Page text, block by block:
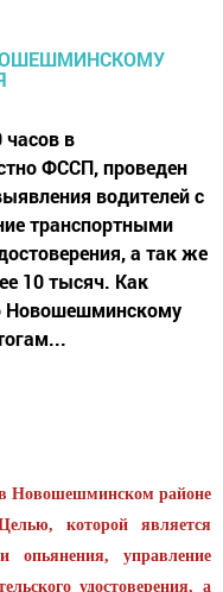
часов в
ФССП, проведен
водителей с
транспортными
а так же
10 тысяч. Как
Новошешминскому
в Новошешминском районе
которой является
опьянения, управление
удостоверения, а